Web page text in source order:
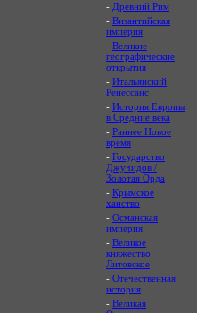
- Древний Рим
- Византийская
империя
- Великие
географические
открытия
- Итальянский
Ренессанс
- История Европы
в Средние века
- Раннее Новое
время
- Государство
Джучидов /
Золотая Орда
- Крымское
ханство
- Османская
империя
- Великое
княжество
Литовское
- Отечественная
история
- Великая